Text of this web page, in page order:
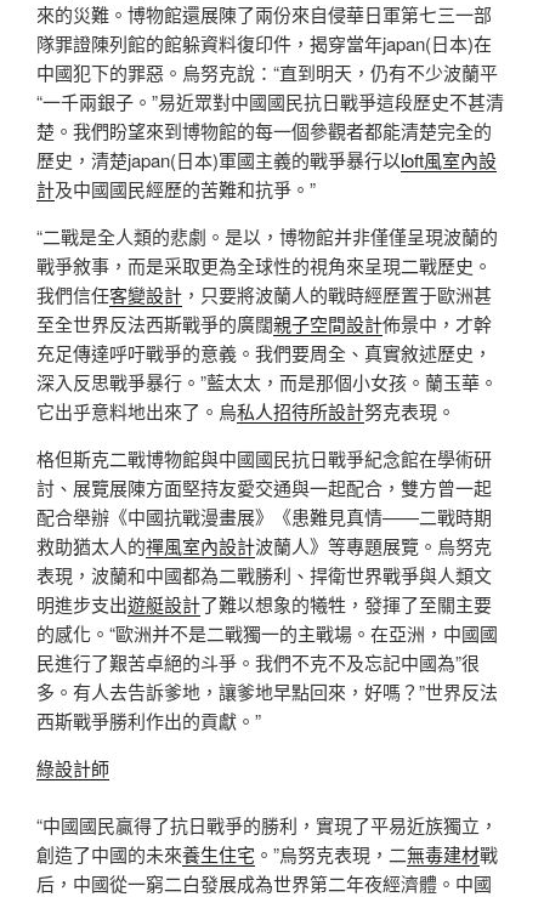
來的災難。博物館還展陳了兩份來自侵華日軍第七三一部
隊罪證陳列館的館躲資料復印件，揭穿當年japan(日本)在
中國犯下的罪惡。烏努克說：“直到明天，仍有不少波蘭平
“一千兩銀子。”易近眾對中國國民抗日戰爭這段歷史不甚清
楚。我們盼望來到博物館的每一個參觀者都能清楚完全的
歷史，清楚japan(日本)軍國主義的戰爭暴行以loft風室內設
計及中國國民經歷的苦難和抗爭。”
“二戰是全人類的悲劇。是以，博物館并非僅僅呈現波蘭的
戰爭敘事，而是采取更為全球性的視角來呈現二戰歷史。
我們信任客變設計 ，只要將波蘭人的戰時經歷置于歐洲甚
至全世界反法西斯戰爭的廣闊親子空間設計佈景中，才幹
充足傳達呼吁戰爭的意義。我們要周全、真實敘述歷史，
深入反思戰爭暴行。”藍太太，而是那個小女孩。蘭玉華。
它出乎意料地出來了。烏私人招待所設計努克表現。
格但斯克二戰博物館與中國國民抗日戰爭紀念館在學術研
討、展覽展陳方面堅持友愛交通與一起配合，雙方曾一起
配合舉辦《中國抗戰漫畫展》《患難見真情——二戰時期
救助猶太人的禪風室內設計波蘭人》等專題展覽。烏努克
表現，波蘭和中國都為二戰勝利、捍衛世界戰爭與人類文
明進步支出遊艇設計了難以想象的犧牲，發揮了至關主要
的感化。“歐洲并不是二戰獨一的主戰場。在亞洲，中國國
民進行了艱苦卓絕的斗爭。我們不克不及忘記中國為”很
多。有人去告訴爹地，讓爹地早點回來，好嗎？”世界反法
西斯戰爭勝利作出的貢獻。”
綠設計師
“中國國民贏得了抗日戰爭的勝利，實現了平易近族獨立，
創造了中國的未來養生住宅 。”烏努克表現，二無毒建材戰
后，中國從一窮二白發展成為世界第二年夜經濟體。中國